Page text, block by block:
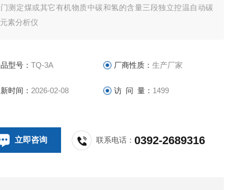
测定煤或其它有机物质中碳和氢的含量三段独立控温自动碳
素分析仪
型号：TQ-3A 厂商性质： 生产厂家
时间： 2026-02-08 访 问 量： 1499
立即咨询 联系电话：0392-2689316